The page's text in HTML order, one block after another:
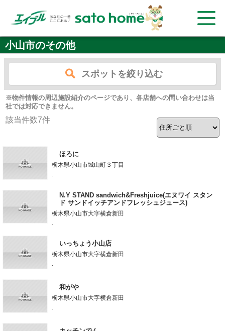
小山市のその他
スポットを絞り込む
※物件情報の周辺施設紹介のページであり、各店舗への問い合わせは当
社では対応できません。
該当件数7件
ほろに
栃木県小山市城山町３丁目
-
N.Y STAND sandwich&Freshjuice(エヌワイ スタン
ド サンドイッチアンドフレッシュジュース)
栃木県小山市大字横倉新田
-
いっちょう小山店
栃木県小山市大字横倉新田
-
和がや
栃木県小山市大字横倉新田
-